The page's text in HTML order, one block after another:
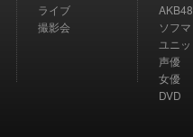
ライブ
撮影会
AKB48
ソフ
ユニ
声優
女優
DVD